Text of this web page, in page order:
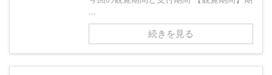
...
続きを見る